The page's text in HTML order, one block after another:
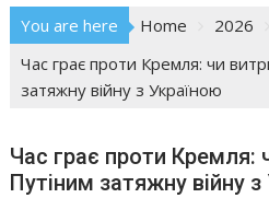
You are here Home 2026
Час грає проти Кремля: чи
затяжну війну з Україною
Час грає проти Кремля:
Путіним затяжну війну